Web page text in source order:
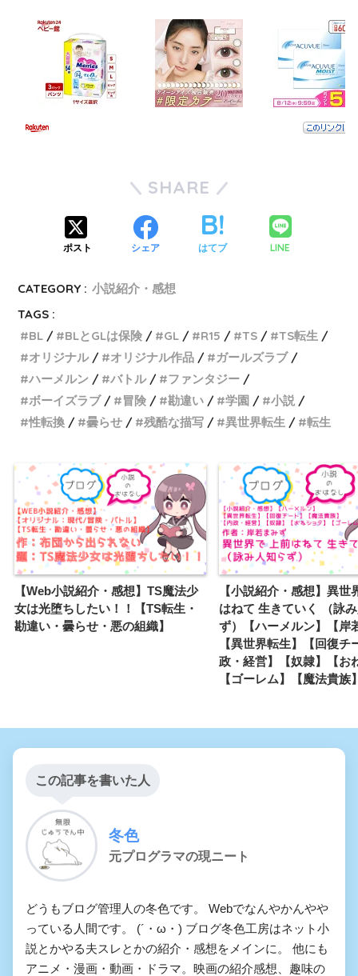
SHARE
ポスト シェア はてブ LINE
CATEGORY : 小説紹介・感想
TAGS :
BL
BLとGLは保険 GL R15 TS
TS転生
オリジナル
オリジナル作品
ガールズラブ
ハーメルン
バトル
ファンタジー
ボーイズラブ
冒険 勘違い 学園
小説
性転換
曇らせ 残酷な描写 異世界転生 転生
【Web小説紹介・感想】TS魔法少
女は光堕ちしたい！！【TS転生・
勘違い・曇らせ・悪の組織】
【小説紹介・感想】異世
はねて 生きていく （詠
ず）【ハーメルン】【岸
【異世界転生】【回復チ
政・経営】【奴隷】【お
【ゴーレム】【魔法貴族
この記事を書いた人
冬色
元プログラマの現ニート
どうもブログ管理人の冬色です。 Webでなんやかんやや
っている人間です。 (´・ω・) ブログ冬色工房はネット小
説とかやる夫スレとかの紹介・感想をメインに。 他にも
アニメ・漫画・動画・ドラマ。映画の紹介感想、趣味の